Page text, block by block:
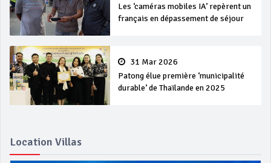
Les ‘caméras mobiles IA’ repèrent un
français en dépassement de séjour
31 Mar 2026
Patong élue première ‘municipalité
durable’ de Thaïlande en 2025
Location Villas